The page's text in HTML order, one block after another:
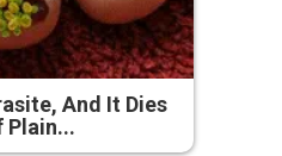
And It Dies
Plain...